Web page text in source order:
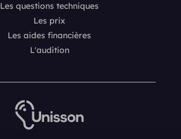
Les questions techniques
Les prix
Les aides financières
L'audition